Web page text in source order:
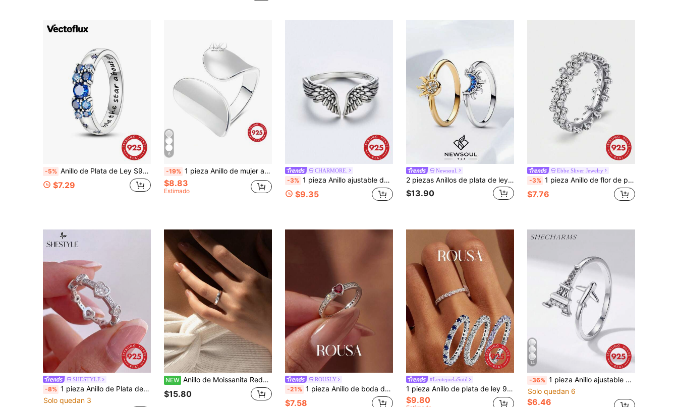
-5% Anillo de Plata de Ley S925 con Código de Estrella para Mujer, Joyería Clásica de Compromiso y Boda
$7.29
6
-19% 1 pieza Anillo de mujer asimétrico geométrico de plata de ley 925, estilo minimalista y elegante, adecuado para uso diario, casual y de fiesta, regalo para familia, amigos, Navidad, Halloween, San Valentín, cumpleaños
$8.83
Estimado
CHARMORE.
-3% 1 pieza Anillo ajustable de alas de plata de ley 925 genuina, lujoso, adecuado para mujeres, niñas, damas, ideal como regalo de cita o joyería fina
$9.35
Newsoul.
2 piezas Anillos de plata de ley 925 con diseño vintage único de sol y luna, anillos casuales, regalo de joyería elegante para mujeres, cumpleaños, cita
$13.90
Ebbe Sliver Jewelry
-3% 1 pieza Anillo de flor de plata de ley 925 con diamantes incrustados, adecuado para boda, compromiso, anillo de eternidad de mujer, regalo de joyería exquisita para el Día de la Madre
$7.76
SHESTYLE
-8% 1 pieza Anillo de Plata de Ley 925 con Piedra Blanca en Forma de Corazón, Anillo de Nudillo Exquisito, Regalo de Cumpleaños, Anillo Romántico para Mujer, Regalo Perfecto
Solo quedan 3
NEW Anillo de Moissanita Redondo Color D de Plata de Ley 925, Anillo de Moda Simple para Mujer, Joyería de Declaración para Boda, Regalo
$15.80
ROUSLY
-21% 1 pieza Anillo de boda de mujer de plata de ley 925 con patrón minimalista de vid, incrustado de circonita cúbica de lujo, anillo nupcial exquisito, regalo de compromiso para la pareja
$7.58
#LentejuelaSutil
1 pieza Anillo de plata de ley 925 vintage con diamantes de colores, anillo de plata minimalista para mujer, joyería exquisita, regalo de marca de lujo
$9.80
14
-36% 1 pieza Anillo ajustable de plata de ley S925 auténtica con exquisito diseño de avión & Torre Eiffel con circonita, joyería de mujer regalo para citas joyería de alta gama
Solo quedan 6
$6.46